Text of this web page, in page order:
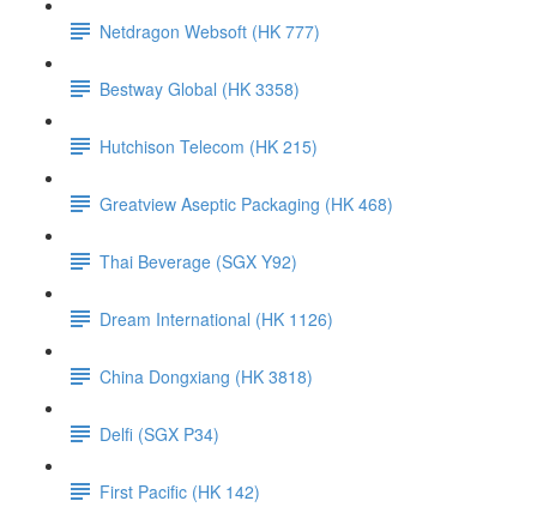
Netdragon Websoft (HK 777)
Bestway Global (HK 3358)
Hutchison Telecom (HK 215)
Greatview Aseptic Packaging (HK 468)
Thai Beverage (SGX Y92)
Dream International (HK 1126)
China Dongxiang (HK 3818)
Delfi (SGX P34)
First Pacific (HK 142)